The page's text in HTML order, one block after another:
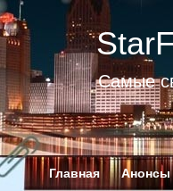
Самые
Главная Анонсы